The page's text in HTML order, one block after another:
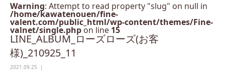
Warning: Attempt to read property "slug" on null in
/home/kawatenouen/fine-
valent.com/public_html/wp-content/themes/Fine-
valnet/single.phpon line 15
LINE_ALBUM_ローズローズ(お客
様)_210925_11
2021.09.25